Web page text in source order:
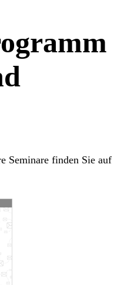
Seminare finden Sie auf